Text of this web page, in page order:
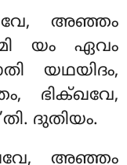
അഞ്ഞം
യം ഏവം
യഥയിദം,
ഭിക്ഖവേ,
ദുതിയം.
അഞ്ഞം